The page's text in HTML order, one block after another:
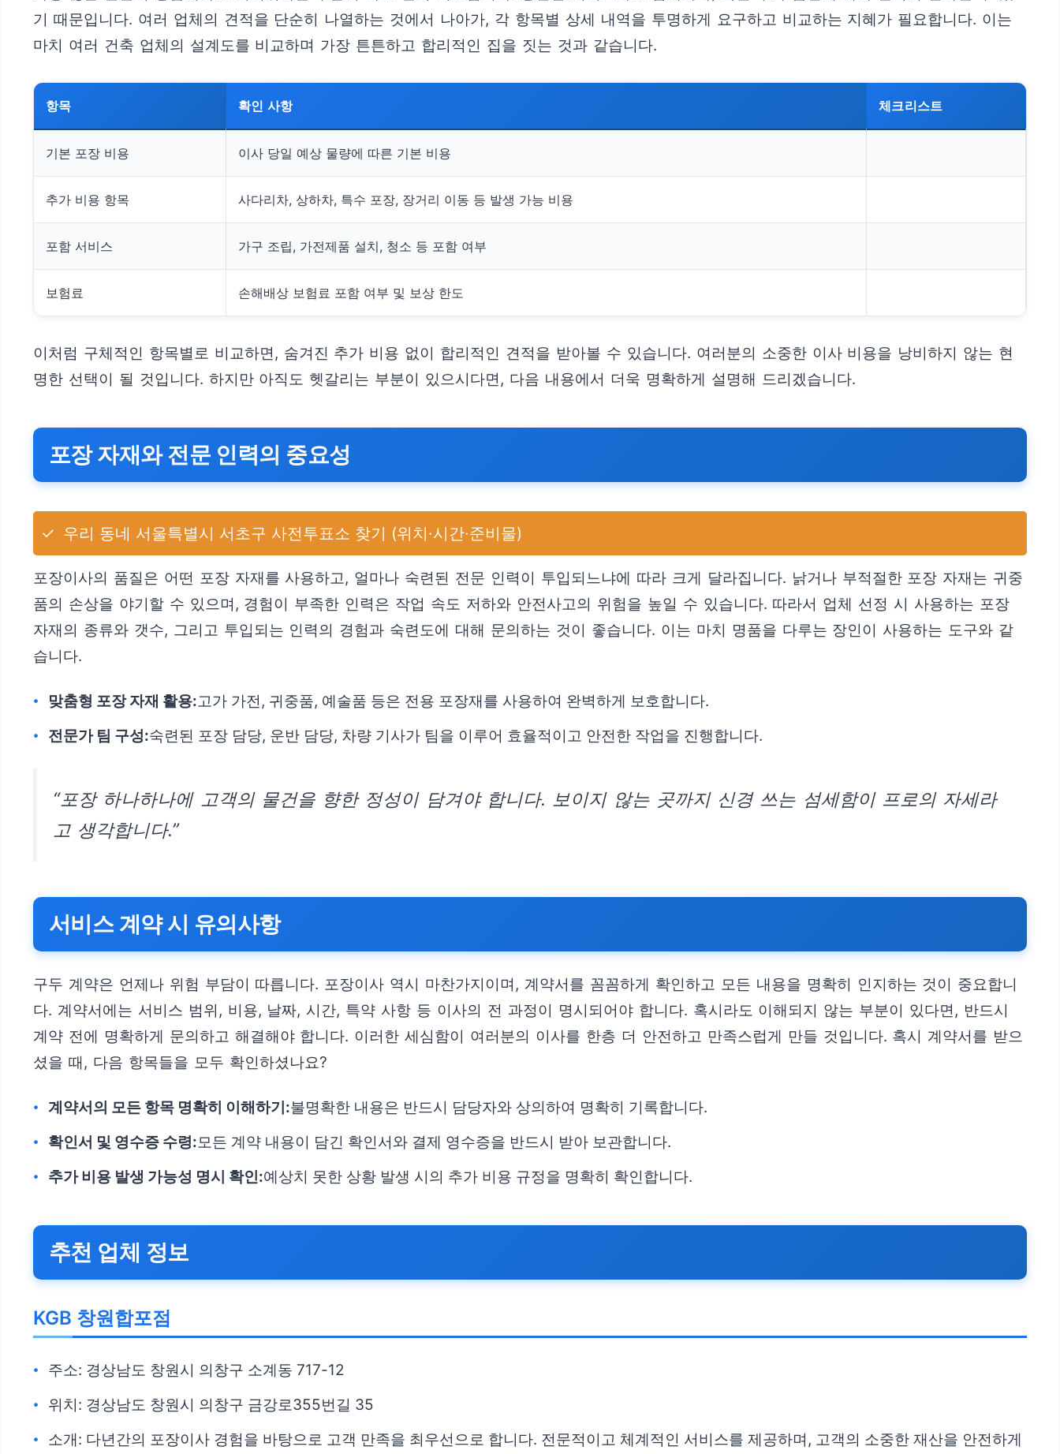
기 때문입니다. 여러 업체의 견적을 단순히 나열하는 것에서 나아가, 각 항목별 상세 내역을 투명하게 요구하고 비교하는 지혜가 필요합니다. 이는
마치 여러 건축 업체의 설계도를 비교하며 가장 튼튼하고 합리적인 집을 짓는 것과 같습니다.
항목 확인 사항 체크리스트
기본 포장 비용 이사 당일 예상 물량에 따른 기본 비용
추가 비용 항목 사다리차, 상하차, 특수 포장, 장거리 이동 등 발생 가능 비용
포함 서비스 가구 조립, 가전제품 설치, 청소 등 포함 여부
보험료 손해배상 보험료 포함 여부 및 보상 한도
이처럼 구체적인 항목별로 비교하면, 숨겨진 추가 비용 없이 합리적인 견적을 받아볼 수 있습니다. 여러분의 소중한 이사 비용을 낭비하지 않는 현
명한 선택이 될 것입니다. 하지만 아직도 헷갈리는 부분이 있으시다면, 다음 내용에서 더욱 명확하게 설명해 드리겠습니다.
포장 자재와 전문 인력의 중요성
✓ 우리 동네 서울특별시 서초구 사전투표소 찾기 (위치·시간·준비물)
포장이사의 품질은 어떤 포장 자재를 사용하고, 얼마나 숙련된 전문 인력이 투입되느냐에 따라 크게 달라집니다. 낡거나 부적절한 포장 자재는 귀중
품의 손상을 야기할 수 있으며, 경험이 부족한 인력은 작업 속도 저하와 안전사고의 위험을 높일 수 있습니다. 따라서 업체 선정 시 사용하는 포장
자재의 종류와 갯수, 그리고 투입되는 인력의 경험과 숙련도에 대해 문의하는 것이 좋습니다. 이는 마치 명품을 다루는 장인이 사용하는 도구와 같
습니다.
맞춤형 포장 자재 활용:고가 가전, 귀중품, 예술품 등은 전용 포장재를 사용하여 완벽하게 보호합니다.
전문가 팀 구성:숙련된 포장 담당, 운반 담당, 차량 기사가 팀을 이루어 효율적이고 안전한 작업을 진행합니다.
“포장 하나하나에 고객의 물건을 향한 정성이 담겨야 합니다. 보이지 않는 곳까지 신경 쓰는 섬세함이 프로의 자세라
고 생각합니다.”
서비스 계약 시 유의사항
구두 계약은 언제나 위험 부담이 따릅니다. 포장이사 역시 마찬가지이며, 계약서를 꼼꼼하게 확인하고 모든 내용을 명확히 인지하는 것이 중요합니
다. 계약서에는 서비스 범위, 비용, 날짜, 시간, 특약 사항 등 이사의 전 과정이 명시되어야 합니다. 혹시라도 이해되지 않는 부분이 있다면, 반드시
계약 전에 명확하게 문의하고 해결해야 합니다. 이러한 세심함이 여러분의 이사를 한층 더 안전하고 만족스럽게 만들 것입니다. 혹시 계약서를 받으
셨을 때, 다음 항목들을 모두 확인하셨나요?
계약서의 모든 항목 명확히 이해하기:불명확한 내용은 반드시 담당자와 상의하여 명확히 기록합니다.
확인서 및 영수증 수령:모든 계약 내용이 담긴 확인서와 결제 영수증을 반드시 받아 보관합니다.
추가 비용 발생 가능성 명시 확인:예상치 못한 상황 발생 시의 추가 비용 규정을 명확히 확인합니다.
추천 업체 정보
KGB 창원합포점
주소: 경상남도 창원시 의창구 소계동 717-12
위치: 경상남도 창원시 의창구 금강로355번길 35
소개: 다년간의 포장이사 경험을 바탕으로 고객 만족을 최우선으로 합니다. 전문적이고 체계적인 서비스를 제공하며, 고객의 소중한 재산을 안전하게